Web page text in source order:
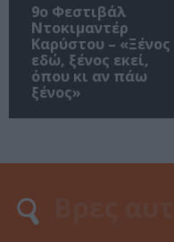
9ο Φεστιβάλ
Ντοκιμαντέρ
Καρύστου – «Ξένος
εδώ, ξένος εκεί,
όπου κι αν πάω
ξένος»